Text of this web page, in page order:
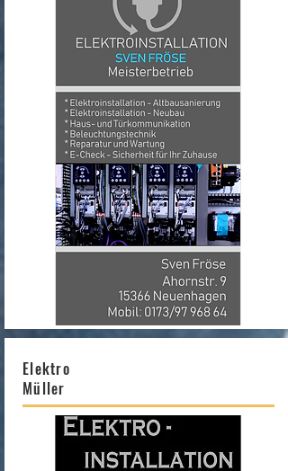
Elektro
Müller